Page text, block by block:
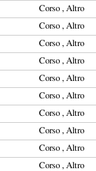
Corso , Altro
Corso , Altro
Corso , Altro
Corso , Altro
Corso , Altro
Corso , Altro
Corso , Altro
Corso , Altro
Corso , Altro
Corso , Altro